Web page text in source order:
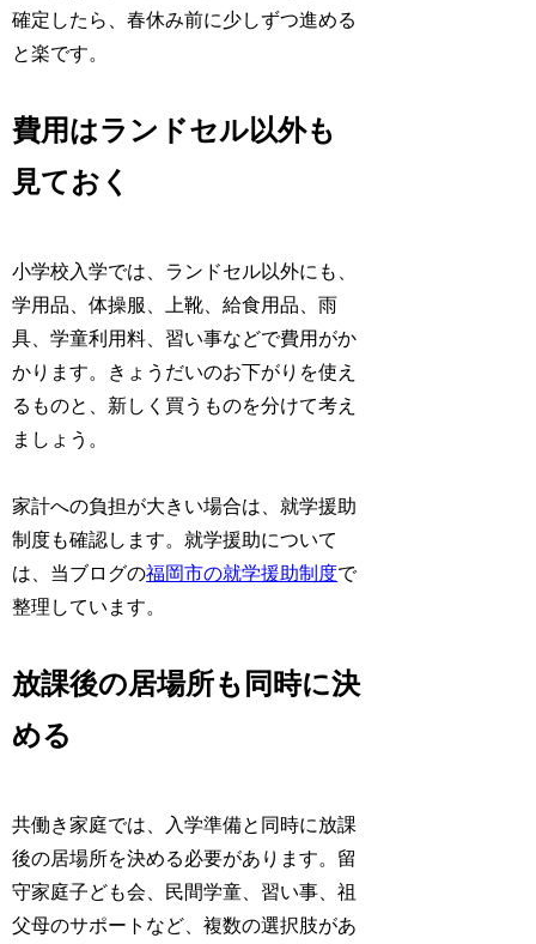
確定したら、春休み前に少しずつ進める
と楽です。
費用はランドセル以外も
見ておく
小学校入学では、ランドセル以外にも、
学用品、体操服、上靴、給食用品、雨
具、学童利用料、習い事などで費用がか
かります。きょうだいのお下がりを使え
るものと、新しく買うものを分けて考え
ましょう。
家計への負担が大きい場合は、就学援助
制度も確認します。就学援助について
は、当ブログの福岡市の就学援助制度で
整理しています。
放課後の居場所も同時に決
める
共働き家庭では、入学準備と同時に放課
後の居場所を決める必要があります。留
守家庭子ども会、民間学童、習い事、祖
父母のサポートなど、複数の選択肢があ